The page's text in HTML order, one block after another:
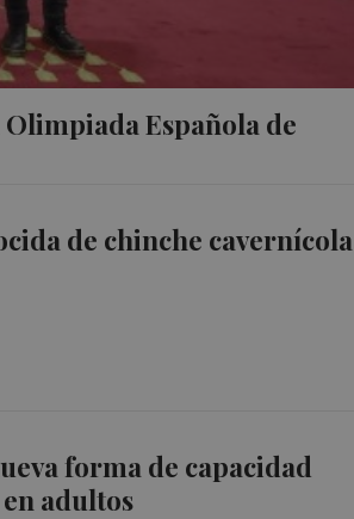
Española de
de chinche cavernícola
forma de capacidad
adultos